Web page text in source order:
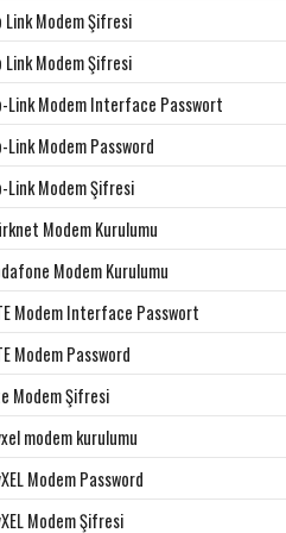
Link Modem Şifresi
Link Modem Şifresi
Link Modem Interface Passwort
Link Modem Password
Link Modem Şifresi
Modem Kurulumu
Modem Kurulumu
Modem Interface Passwort
Modem Password
Modem Şifresi
modem kurulumu
Modem Password
Modem Şifresi